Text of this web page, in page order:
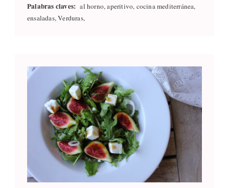
Palabras claves: al horno, aperitivo, cocina mediterránea,
ensaladas, Verduras,